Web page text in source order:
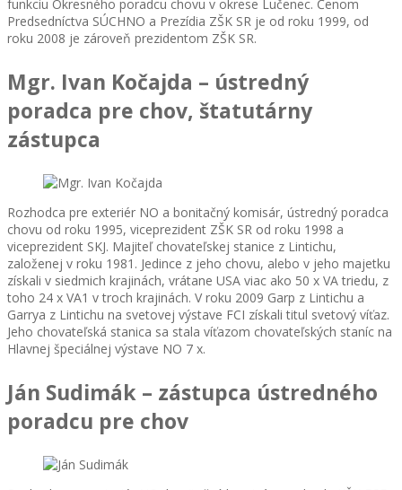
funkciu Okresného poradcu chovu v okrese Lučenec. Čenom
Predsedníctva SÚCHNO a Prezídia ZŠK SR je od roku 1999, od
roku 2008 je zároveň prezidentom ZŠK SR.
Mgr. Ivan Kočajda – ústredný
poradca pre chov, štatutárny
zástupca
Rozhodca pre exteriér NO a bonitačný komisár, ústredný poradca
chovu od roku 1995, viceprezident ZŠK SR od roku 1998 a
viceprezident SKJ. Majiteľ chovateľskej stanice z Lintichu,
založenej v roku 1981. Jedince z jeho chovu, alebo v jeho majetku
získali v siedmich krajinách, vrátane USA viac ako 50 x VA triedu, z
toho 24 x VA1 v troch krajinách. V roku 2009 Garp z Lintichu a
Garrya z Lintichu na svetovej výstave FCI získali titul svetový víťaz.
Jeho chovateľská stanica sa stala víťazom chovateľských staníc na
Hlavnej špeciálnej výstave NO 7 x.
Ján Sudimák – zástupca ústredného
poradcu pre chov